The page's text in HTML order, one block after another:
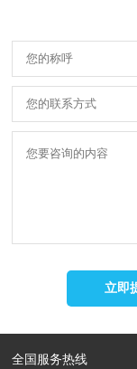
全国服务热线